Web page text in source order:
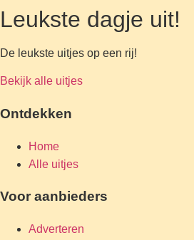
Leukste dagje uit!
De leukste uitjes op een rij!
Bekijk alle uitjes
Ontdekken
Home
Alle uitjes
Voor aanbieders
Adverteren